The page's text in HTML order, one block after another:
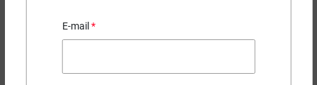
E-mail
Cerise - Baies